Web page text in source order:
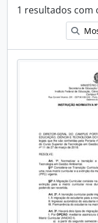
1 resultados com